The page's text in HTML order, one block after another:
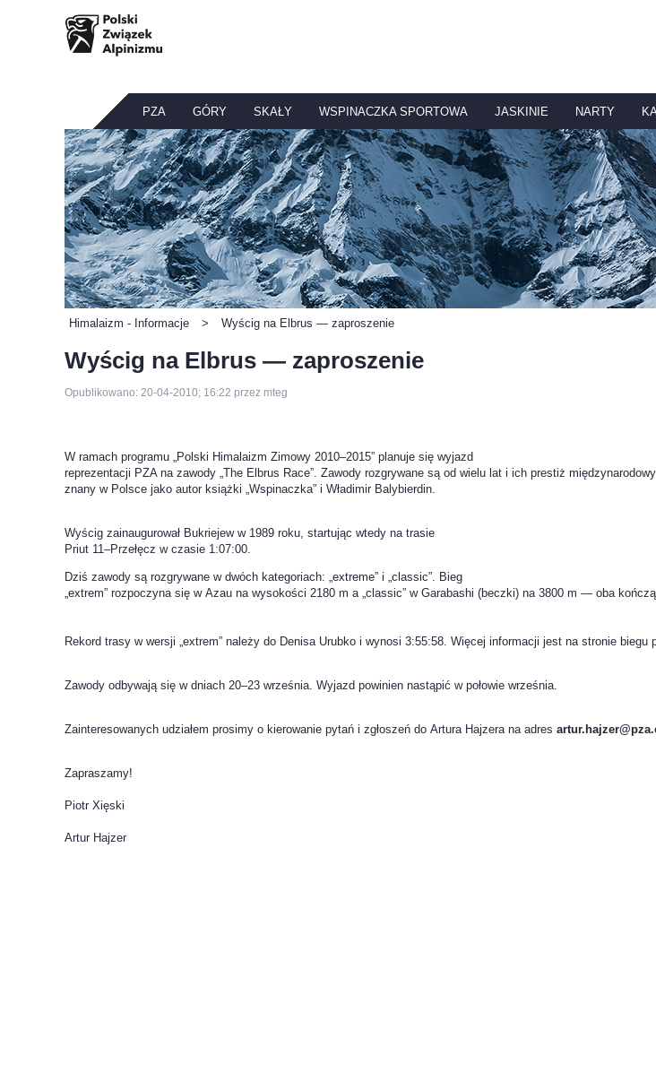
PZA GÓRY SKAŁY WSPINACZKA SPORTOWA JASKINIE NARTY
Himalaizm - Informacje > Wyścig na Elbrus — zaproszenie
Wyścig na Elbrus — zaproszenie
Opublikowano: 20-04-2010; 16:22 przez mteg
W ramach programu „Polski Himalaizm Zimowy 2010–2015” planuje się wyjazd
reprezentacji PZA na zawody „The Elbrus Race”. Zawody rozgrywane są od wielu lat i ich prestiż
znany w Polsce jako autor książki „Wspinaczka” i Władimir Balybierdin.
Wyścig zainaugurował Bukriejew w 1989 roku, startując wtedy na trasie
Priut 11–Przełęcz w czasie 1:07:00.
Dziś zawody są rozgrywane w dwóch kategoriach: „extreme” i „classic”. Bieg
„extrem” rozpoczyna się w Azau na wysokości 2180 m a „classic” w Garabashi (beczki) na 3800 m — oba
Rekord trasy w wersji „extrem” należy do Denisa Urubko i wynosi 3:55:58. Więcej informacji jest na stronie biegu
Zawody odbywają się w dniach 20–23 września. Wyjazd powinien nastąpić w połowie września.
Zainteresowanych udziałem prosimy o kierowanie pytań i zgłoszeń do Artura Hajzera na adres
Zapraszamy!
Piotr Xięski
Artur Hajzer